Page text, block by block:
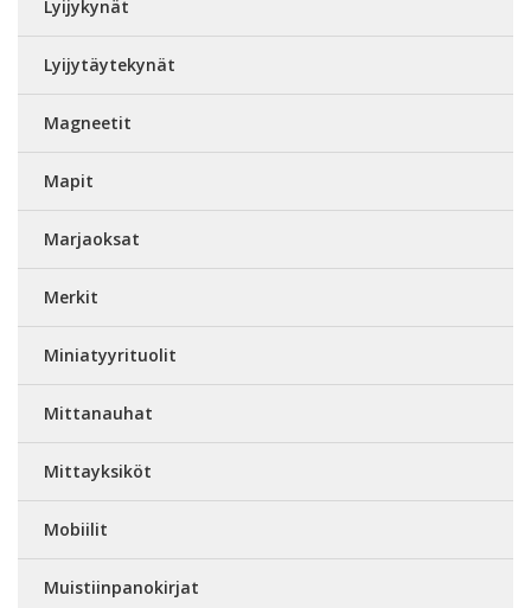
Lyijykynät
Lyijytäytekynät
Magneetit
Mapit
Marjaoksat
Merkit
Miniatyyrituolit
Mittanauhat
Mittayksiköt
Mobiilit
Muistiinpanokirjat